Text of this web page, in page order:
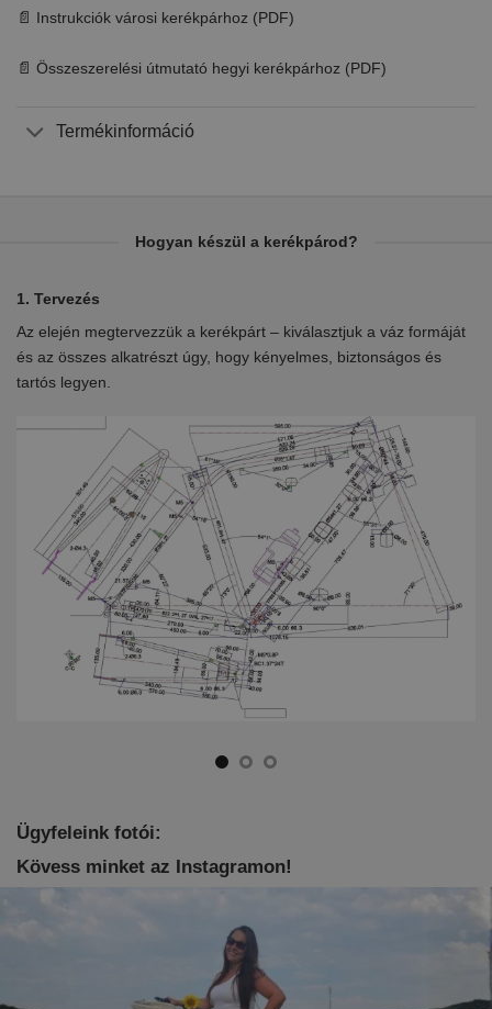
📄 Instrukciók városi kerékpárhoz (PDF)
📄 Összeszerelési útmutató hegyi kerékpárhoz (PDF)
Termékinformáció
Hogyan készül a kerékpárod?
1. Tervezés
Az elején megtervezzük a kerékpárt – kiválasztjuk a váz formáját
és az összes alkatrészt úgy, hogy kényelmes, biztonságos és
tartós legyen.
Ügyfeleink fotói:
Kövess minket az Instagramon!